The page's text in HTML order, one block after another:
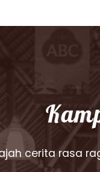
cerita rasa